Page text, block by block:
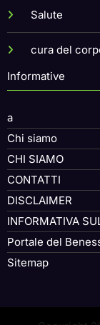
Salute
cura del
Informative
a
Chi siamo
CHI SIAMO
CONTATTI
DISCLAIMER
INFORMATIVA
Portale del
Sitemap